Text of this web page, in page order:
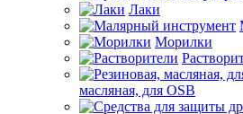
Лаки
Морилки
масляная, для OSB